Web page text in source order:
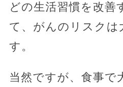
どの生活習慣を改善
て、がんのリスクは
す。
当然ですが、食事で